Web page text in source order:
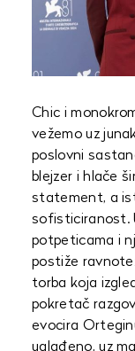
Chic i
vežemo uz
poslovni
blejzer i hlače
statement, a
sofisticiranost.
potpeticama i
postiže
torba koja
pokretač
evocira
uglađeno, uz